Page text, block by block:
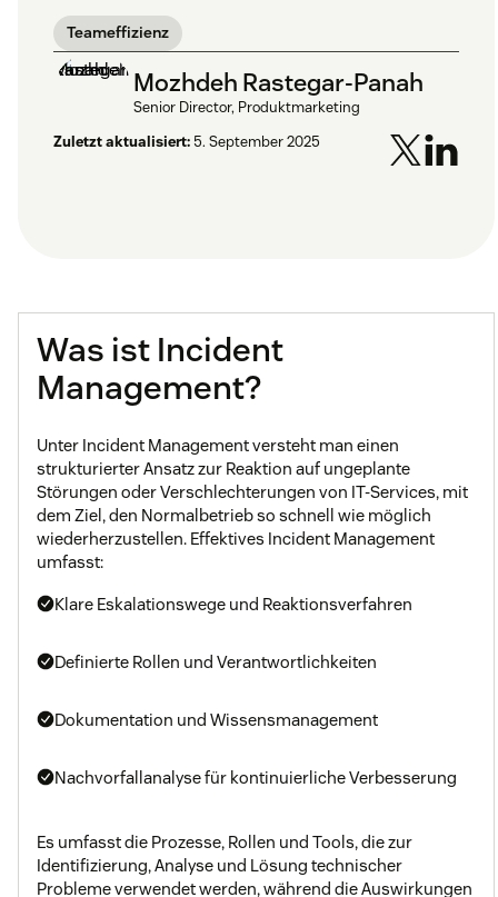
Teameffizienz
Mozhdeh Rastegar-Panah
Senior Director, Produktmarketing
Zuletzt aktualisiert:5. September 2025
Was ist Incident
Management?
Unter Incident Management versteht man einen
strukturierter Ansatz zur Reaktion auf ungeplante
Störungen oder Verschlechterungen von IT-Services, mit
dem Ziel, den Normalbetrieb so schnell wie möglich
wiederherzustellen. Effektives Incident Management
umfasst:
Klare Eskalationswege und Reaktionsverfahren
Definierte Rollen und Verantwortlichkeiten
Dokumentation und Wissensmanagement
Nachvorfallanalyse für kontinuierliche Verbesserung
Es umfasst die Prozesse, Rollen und Tools, die zur
Identifizierung, Analyse und Lösung technischer
Probleme verwendet werden, während die Auswirkungen